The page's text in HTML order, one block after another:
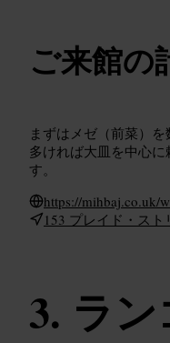
ご来館の
まずはメゼ（前菜）
多ければ大皿を中心
す。
https://mihbaj.co.uk/
153 プレイド・ス
ラ